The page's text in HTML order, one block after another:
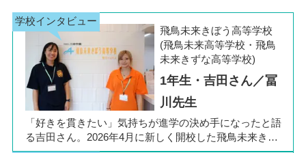
飛鳥未来きぼう高等学校
(飛鳥未来高等学校・飛鳥
未来きずな高等学校)
1年生・吉田さん／冨
川先生
「好きを貫きたい」気持ちが進学の決め手になったと語
る吉田さん。2026年4月に新しく開校した飛鳥未来きぼ